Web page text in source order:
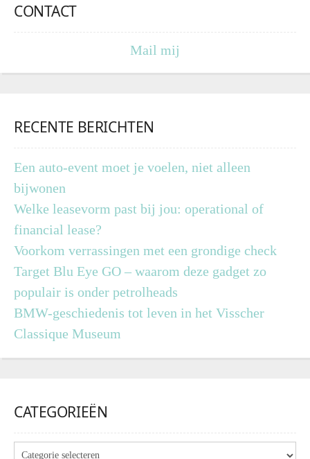
CONTACT
Mail mij
RECENTE BERICHTEN
Een auto-event moet je voelen, niet alleen
bijwonen
Welke leasevorm past bij jou: operational of
financial lease?
Voorkom verrassingen met een grondige check
Target Blu Eye GO – waarom deze gadget zo
populair is onder petrolheads
BMW-geschiedenis tot leven in het Visscher
Classique Museum
CATEGORIEËN